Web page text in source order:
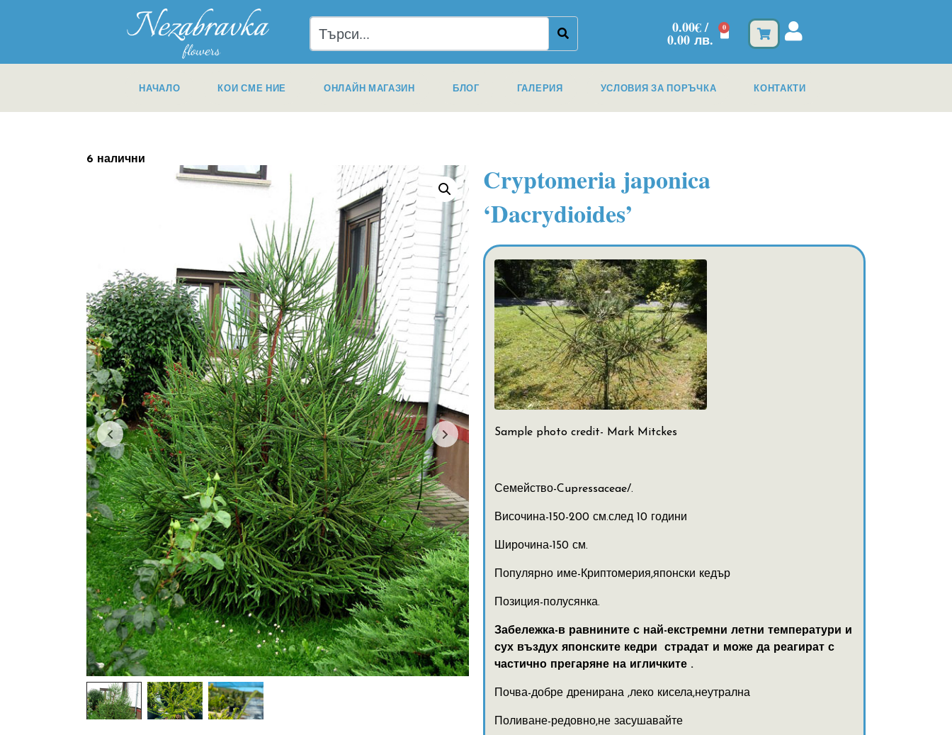
0.00€/
0.00 лв.
0
НАЧАЛО КОИ СМЕ НИЕ ОНЛАЙН МАГАЗИН БЛОГ ГАЛЕРИЯ УСЛОВИЯ ЗА ПОРЪЧКА КОНТАКТИ
6 налични
Cryptomeria japonica
‘Dacrydioides’
Sample photo credit- Mark Mitckes
Семейство-Cupressaceae/.
Височина-150-200 см.след 10 години
Широчина-150 см.
Популярно име-Криптомерия,японски кедър
Позиция-полусянка.
Забележка-в равнините с най-екстремни летни температури и
сух въздух японските кедри страдат и може да реагират с
частично прегаряне на игличките .
Почва-добре дренирана ,леко кисела,неутрална
Поливане-редовно,не засушавайте